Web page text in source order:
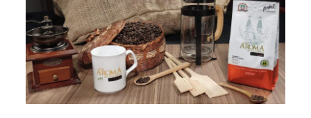
/central-pdet, a la cual se puede
acceder directamente haciendo clic
aquí.
Por lo tanto, este sitio web